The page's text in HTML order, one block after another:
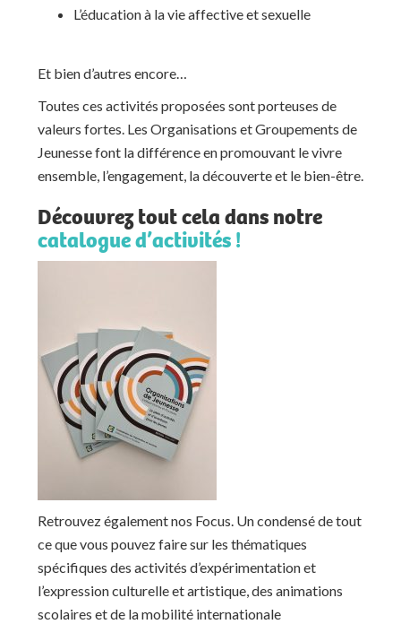
L’éducation à la vie affective et sexuelle
Et bien d’autres encore…
Toutes ces activités proposées sont porteuses de
valeurs fortes. Les Organisations et Groupements de
Jeunesse font la différence en promouvant le vivre
ensemble, l’engagement, la découverte et le bien-être.
Découvrez tout cela dans notre
catalogue d’activités !
Retrouvez également nos Focus. Un condensé de tout
ce que vous pouvez faire sur les thématiques
spécifiques des activités d’expérimentation et
l’expression culturelle et artistique, des animations
scolaires et de la mobilité internationale